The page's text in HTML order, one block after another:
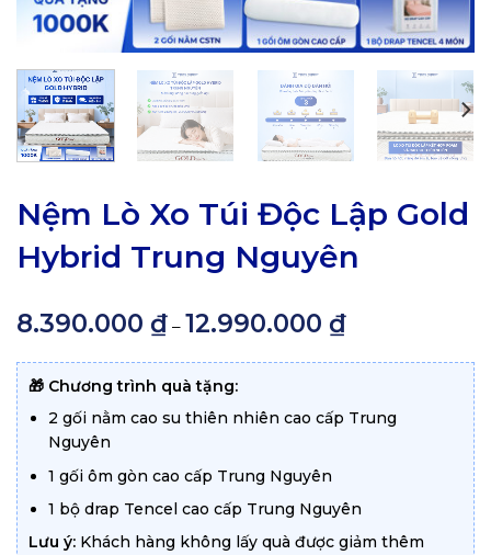
Nệm Lò Xo Túi Độc Lập Gold
Hybrid Trung Nguyên
8.390.000 ₫ – 12.990.000 ₫Khoảng
8.390.000 ₫
🎁 Chương trình quà tặng:
2 gối nằm cao su thiên nhiên cao cấp Trung
Nguyên
1 gối ôm gòn cao cấp Trung Nguyên
1 bộ drap Tencel cao cấp Trung Nguyên
Lưu ý:Khách hàng không lấy quà được giảm thêm